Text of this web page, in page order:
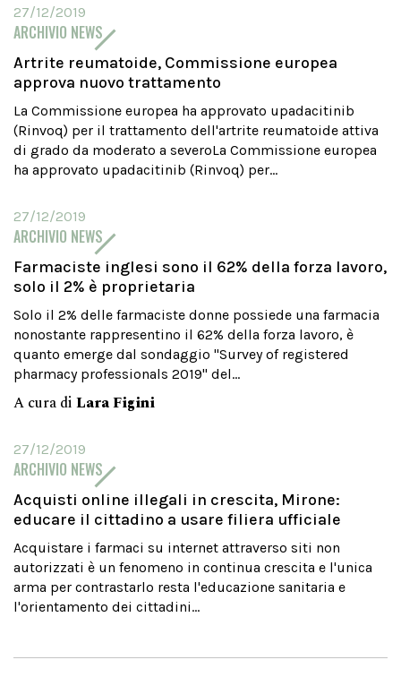
27/12/2019
ARCHIVIO NEWS
Artrite reumatoide, Commissione europea
approva nuovo trattamento
La Commissione europea ha approvato upadacitinib
(Rinvoq) per il trattamento dell'artrite reumatoide attiva
di grado da moderato a severoLa Commissione europea
ha approvato upadacitinib (Rinvoq) per...
27/12/2019
ARCHIVIO NEWS
Farmaciste inglesi sono il 62% della forza lavoro,
solo il 2% è proprietaria
Solo il 2% delle farmaciste donne possiede una farmacia
nonostante rappresentino il 62% della forza lavoro, è
quanto emerge dal sondaggio "Survey of registered
pharmacy professionals 2019" del...
A cura di Lara Figini
27/12/2019
ARCHIVIO NEWS
Acquisti online illegali in crescita, Mirone:
educare il cittadino a usare filiera ufficiale
Acquistare i farmaci su internet attraverso siti non
autorizzati è un fenomeno in continua crescita e l'unica
arma per contrastarlo resta l'educazione sanitaria e
l'orientamento dei cittadini...